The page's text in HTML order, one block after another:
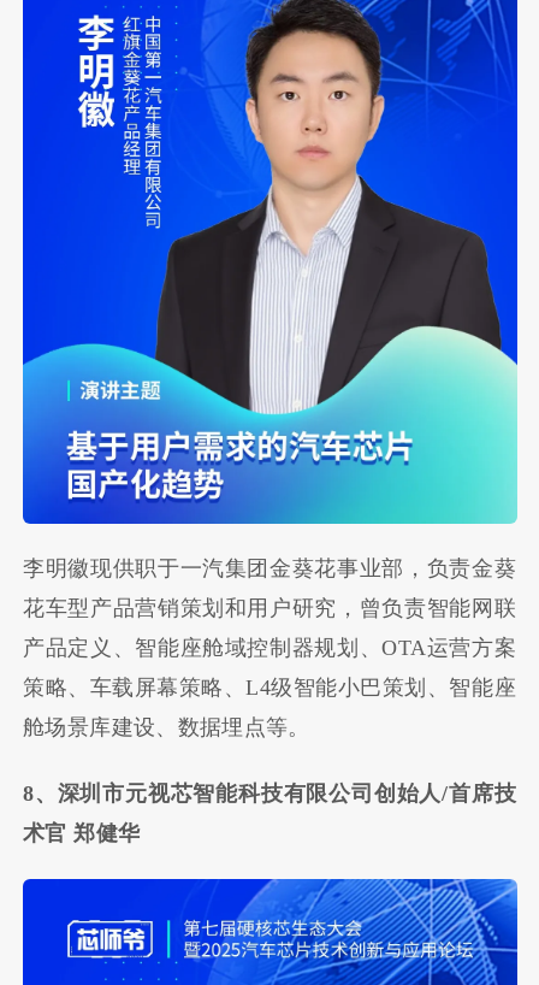
李明徽现供职于一汽集团金葵花事业部，负责金葵
花车型产品营销策划和用户研究，曾负责智能网联
产品定义、智能座舱域控制器规划、OTA运营方案
策略、车载屏幕策略、L4级智能小巴策划、智能座
舱场景库建设、数据埋点等。
8、深圳市元视芯智能科技有限公司创始人/首席技
术官 郑健华